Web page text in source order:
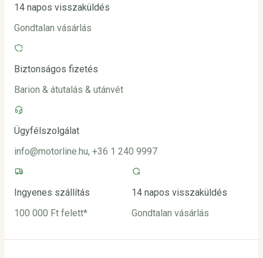
14 napos visszaküldés
Gondtalan vásárlás
Biztonságos fizetés
Barion & átutalás & utánvét
Ügyfélszolgálat
info@motorline.hu, +36 1 240 9997
Ingyenes szállítás
100 000 Ft felett*
14 napos visszaküldés
Gondtalan vásárlás